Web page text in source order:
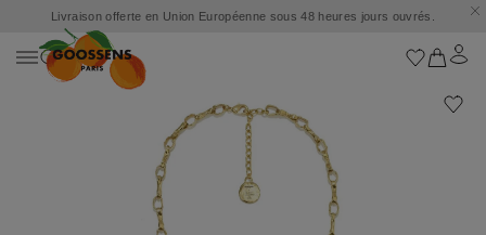
Livraison offerte en Union Européenne sous 48 heures jours ouvrés.